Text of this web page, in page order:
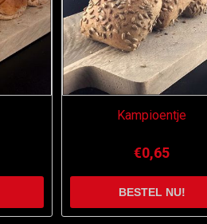
Kampioentje
€0,65